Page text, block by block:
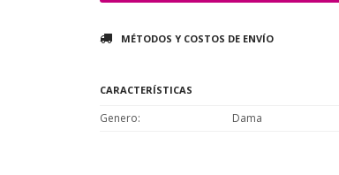
MÉTODOS Y COSTOS DE ENVÍO
CARACTERÍSTICAS
Genero Dama